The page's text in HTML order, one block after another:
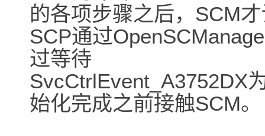
的各项步骤之后，SCM
SCP通过
过等待
SvcCtrlEvent_A3752DX
始化完成之前接触SCM。